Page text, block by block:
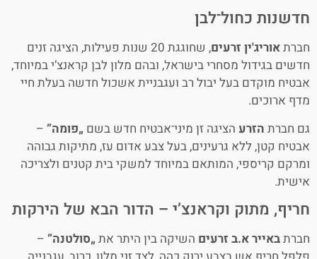
חדשנות כחול־לבן
חברתאוריג'ין זרעים
, שחוגגת 20 שנות פעילות, הציגה זנים
חדשים בגידול מסחרי בישראל, ובהם מלון לבן קראנצ’י במיוחד,
אבטיח מוקדם בעל יבול רב ועגבניית אשכול חדשה בעלת חיי
מדף ארוכים.
גם חברת הזרע הציגה זן מיני־אבטיח חדש בשם „פומה” –
אבטיח קטן, ללא גרעינים, בעל צבע אדום עז, מתיקות גבוהה
ומרקם קריספי, המותאם במיוחד למשקי בית קטנים ולצריכה
אישית.
חריף, מתוק וקראנצ’י – הדור הבא של הירקות
חברתבאייר א.ב זרעים השיקה בין היתר את „סולטנה” –